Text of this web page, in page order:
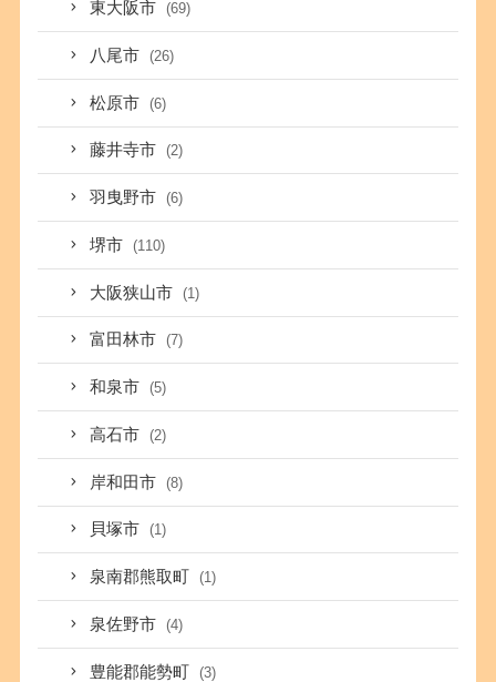
東大阪市 (69)
八尾市 (26)
松原市 (6)
藤井寺市 (2)
羽曳野市 (6)
堺市 (110)
大阪狭山市 (1)
富田林市 (7)
和泉市 (5)
高石市 (2)
岸和田市 (8)
貝塚市 (1)
泉南郡熊取町 (1)
泉佐野市 (4)
豊能郡能勢町 (3)